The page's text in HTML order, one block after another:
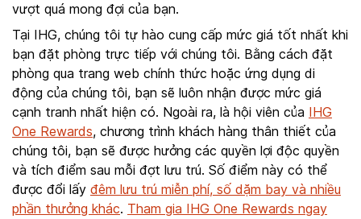
vượt quá mong đợi của bạn.
Tại IHG, chúng tôi tự hào cung cấp mức giá tốt nhất khi
bạn đặt phòng trực tiếp với chúng tôi. Bằng cách đặt
phòng qua trang web chính thức hoặc ứng dụng di
động của chúng tôi, bạn sẽ luôn nhận được mức giá
cạnh tranh nhất hiện có. Ngoài ra, là hội viên của IHG
One Rewards, chương trình khách hàng thân thiết của
chúng tôi, bạn sẽ được hưởng các quyền lợi độc quyền
và tích điểm sau mỗi đợt lưu trú. Số điểm này có thể
được đổi lấy đêm lưu trú miễn phí, số dặm bay và nhiều
phần thưởng khác. Tham gia IHG One Rewards ngay